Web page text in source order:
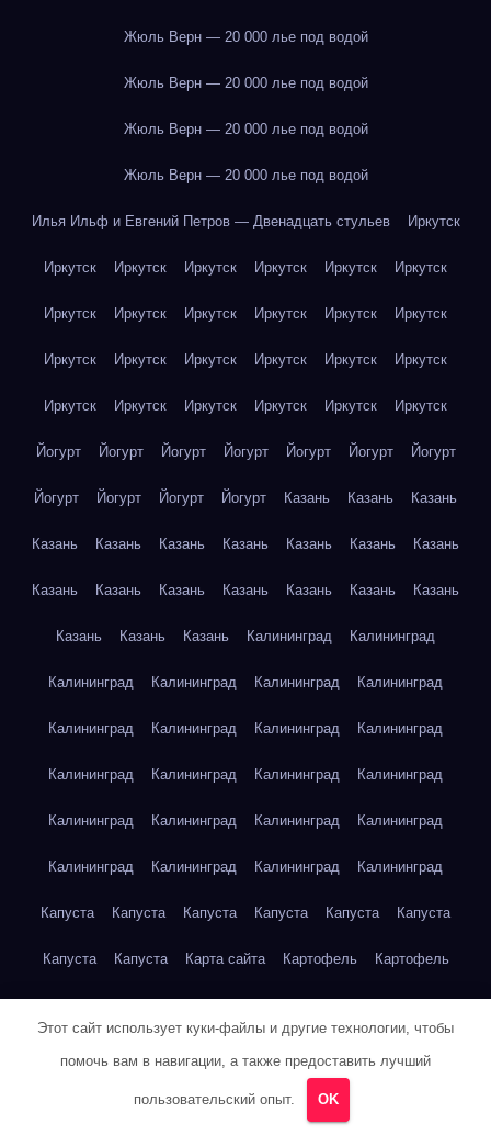
Жюль Верн — 20 000 лье под водой
Жюль Верн — 20 000 лье под водой
Жюль Верн — 20 000 лье под водой
Жюль Верн — 20 000 лье под водой
Илья Ильф и Евгений Петров — Двенадцать стульев Иркутск
Иркутск Иркутск Иркутск Иркутск Иркутск Иркутск
Иркутск Иркутск Иркутск Иркутск Иркутск Иркутск
Иркутск Иркутск Иркутск Иркутск Иркутск Иркутск
Иркутск Иркутск Иркутск Иркутск Иркутск Иркутск
Йогурт Йогурт Йогурт Йогурт Йогурт Йогурт Йогурт
Йогурт Йогурт Йогурт Йогурт Казань Казань Казань
Казань Казань Казань Казань Казань Казань Казань
Казань Казань Казань Казань Казань Казань Казань
Казань Казань Казань Калининград Калининград
Калининград Калининград Калининград Калининград
Калининград Калининград Калининград Калининград
Калининград Калининград Калининград Калининград
Калининград Калининград Калининград Калининград
Калининград Калининград Калининград Калининград
Капуста Капуста Капуста Капуста Капуста Капуста
Капуста Капуста Карта сайта Картофель Картофель
Кейптаун
Кейптаун Кейптаун Кейптаун
Этот сайт использует куки-файлы и другие технологии, чтобы
помочь вам в навигации, а также предоставить лучший
пользовательский опыт. OK